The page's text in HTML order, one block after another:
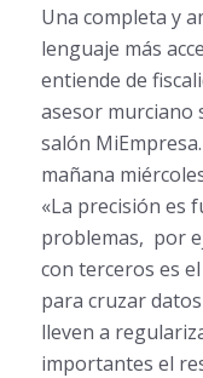
Una completa y
lenguaje más
entiende de
asesor murciano
salón
mañana
«La precisión es
problemas, por
con terceros es
para cruzar
lleven a
importantes el